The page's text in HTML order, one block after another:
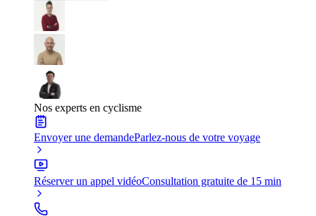
Nos experts en cyclisme
Envoyer une demandeParlez-nous de votre voyage
Réserver un appel vidéoConsultation gratuite de 15 min